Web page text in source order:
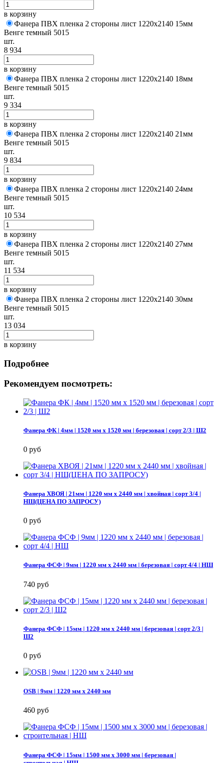
в корзину
Фанера ПВХ пленка 2 стороны лист 1220х2140 15мм
Венге темный 5015
шт.
8 934
в корзину
Фанера ПВХ пленка 2 стороны лист 1220х2140 18мм
Венге темный 5015
шт.
9 334
в корзину
Фанера ПВХ пленка 2 стороны лист 1220х2140 21мм
Венге темный 5015
шт.
9 834
в корзину
Фанера ПВХ пленка 2 стороны лист 1220х2140 24мм
Венге темный 5015
шт.
10 534
в корзину
Фанера ПВХ пленка 2 стороны лист 1220х2140 27мм
Венге темный 5015
шт.
11 534
в корзину
Фанера ПВХ пленка 2 стороны лист 1220х2140 30мм
Венге темный 5015
шт.
13 034
в корзину
Подробнее
Рекомендуем посмотреть:
Фанера ФК | 4мм | 1520 мм х 1520 мм | березовая | сорт 2/3 | Ш2
0 руб
Фанера ХВОЯ | 21мм | 1220 мм х 2440 мм | хвойная | сорт 3/4 |
НШ(ЦЕНА ПО ЗАПРОСУ)
0 руб
Фанера ФСФ | 9мм | 1220 мм х 2440 мм | березовая | сорт 4/4 | НШ
740 руб
Фанера ФСФ | 15мм | 1220 мм х 2440 мм | березовая | сорт 2/3 |
Ш2
0 руб
OSB | 9мм | 1220 мм х 2440 мм
460 руб
Фанера ФСФ | 15мм | 1500 мм х 3000 мм | березовая |